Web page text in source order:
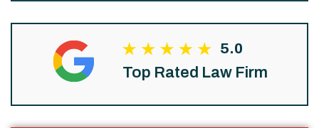
5.0
Top Rated Law Firm